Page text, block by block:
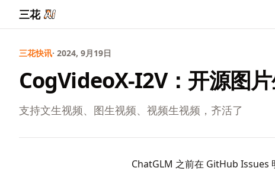
三花
三花快讯· 2024, 9月19日
CogVideoX-I2V：开源图
支持文生视频、图生视频、视频生视频，齐活了
ChatGLM 之前在 GitHub Issues